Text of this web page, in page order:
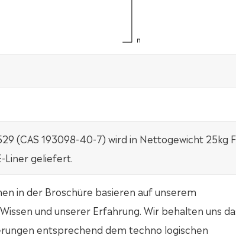
(CAS 193098-40-7) wird in Nettogewicht 25kg
Liner geliefert.
in der Broschüre basieren auf unserem
und unserer Erfahrung. Wir behalten uns
entsprechend dem techno logischen